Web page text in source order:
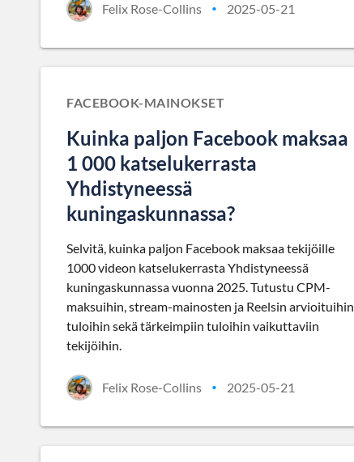
Felix Rose-Collins • 2025-05-21
FACEBOOK-MAINOKSET
Kuinka paljon Facebook maksaa
1 000 katselukerrasta
Yhdistyneessä
kuningaskunnassa?
Selvitä, kuinka paljon Facebook maksaa tekijöille
1000 videon katselukerrasta Yhdistyneessä
kuningaskunnassa vuonna 2025. Tutustu CPM-
maksuihin, stream-mainosten ja Reelsin arvioituihin
tuloihin sekä tärkeimpiin tuloihin vaikuttaviin
tekijöihin.
Felix Rose-Collins • 2025-05-21